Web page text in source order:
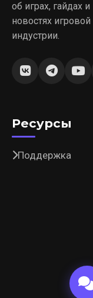
об играх, гайдах и
новостях игровой
индустрии.
Ресурсы
Поддержка